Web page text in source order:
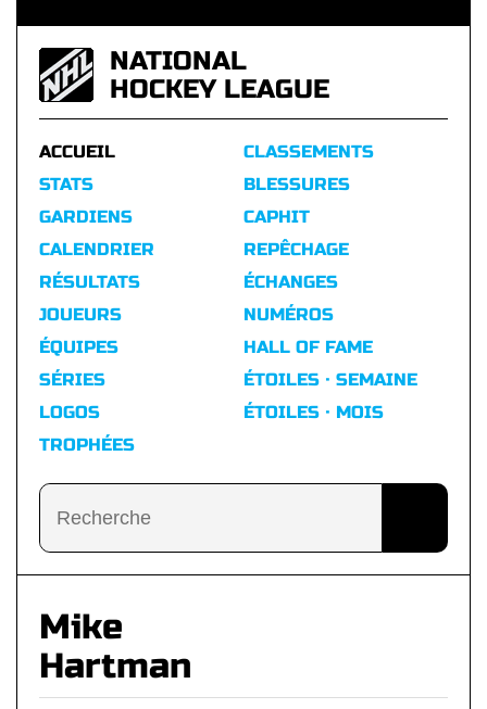
NATIONAL
HOCKEY LEAGUE
ACCUEIL
STATS
GARDIENS
CALENDRIER
RÉSULTATS
CLASSEMENTS
BLESSURES
CAPHIT
REPÊCHAGE
ÉCHANGES
JOUEURS
ÉQUIPES
SÉRIES
LOGOS
TROPHÉES
NUMÉROS
HALL OF FAME
ÉTOILES · SEMAINE
ÉTOILES · MOIS
Mike
Hartman